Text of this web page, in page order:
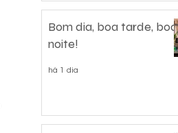
Bom dia, boa tarde, boa
noite!
há 1 dia